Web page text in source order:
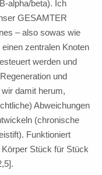
alpha/beta). Ich
GESAMTER
– also sowas wie
zentralen Knoten
werden und
und
damit herum,
Abweichungen
(chronische
Funktioniert
Stück für Stück